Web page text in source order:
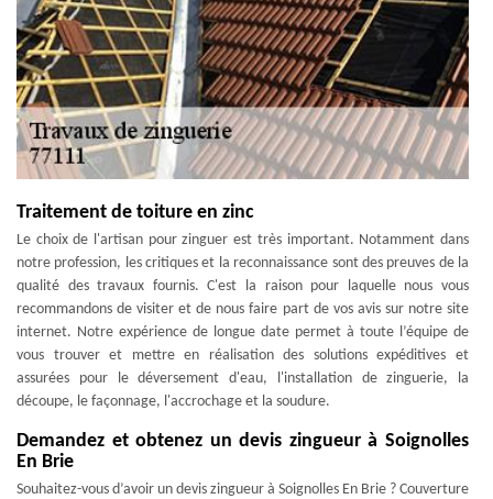
Traitement de toiture en zinc
Le choix de l'artisan pour zinguer est très important. Notamment dans
notre profession, les critiques et la reconnaissance sont des preuves de la
qualité des travaux fournis. C'est la raison pour laquelle nous vous
recommandons de visiter et de nous faire part de vos avis sur notre site
internet. Notre expérience de longue date permet à toute l’équipe de
vous trouver et mettre en réalisation des solutions expéditives et
assurées pour le déversement d'eau, l'installation de zinguerie, la
découpe, le façonnage, l'accrochage et la soudure.
Demandez et obtenez un devis zingueur à Soignolles
En Brie
Souhaitez-vous d’avoir un devis zingueur à Soignolles En Brie ? Couverture